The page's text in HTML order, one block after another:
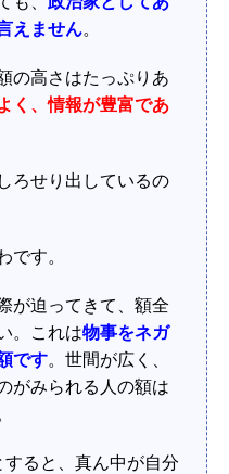
えません。
の高さはたっぷりあ
く、情報が豊富であ
ろせり出しているの
です。
が迫ってきて、額全
。これは物事をネガ
です。世間が広く、
がみられる人の額は
ると、真ん中が自分